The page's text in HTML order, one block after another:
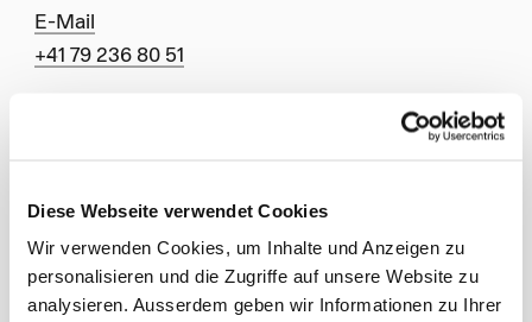
Diese Webseite verwendet Cookies
Wir verwenden Cookies, um Inhalte und Anzeigen zu
personalisieren und die Zugriffe auf unsere Website zu
analysieren. Ausserdem geben wir Informationen zu Ihrer
E-Mail
+41 79 236 80 51